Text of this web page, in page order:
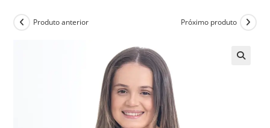
Produto anterior Próximo produto